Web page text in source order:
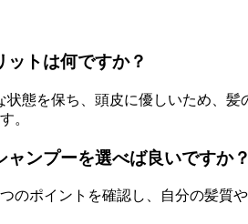
ットは何ですか？
態を保ち、頭皮に優しいため、
。
ンプーを選べば良いですか？
のポイントを確認し、自分の髪